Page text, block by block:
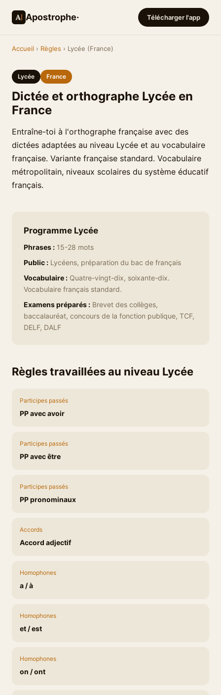
Apostrophe· Télécharger l'app
Accueil › Règles › Lycée (France)
Lycée France
Dictée et orthographe Lycée en
France
Entraîne-toi à l'orthographe française avec des
dictées adaptées au niveau Lycée et au vocabulaire
française. Variante française standard. Vocabulaire
métropolitain, niveaux scolaires du système éducatif
français.
Programme Lycée
Phrases : 15-28 mots
Public : Lycéens, préparation du bac de français
Vocabulaire : Quatre-vingt-dix, soixante-dix.
Vocabulaire français standard.
Examens préparés : Brevet des collèges,
baccalauréat, concours de la fonction publique, TCF,
DELF, DALF
Règles travaillées au niveau Lycée
Participes passés
PP avec avoir
Participes passés
PP avec être
Participes passés
PP pronominaux
Accords
Accord adjectif
Homophones
a / à
Homophones
et / est
Homophones
on / ont